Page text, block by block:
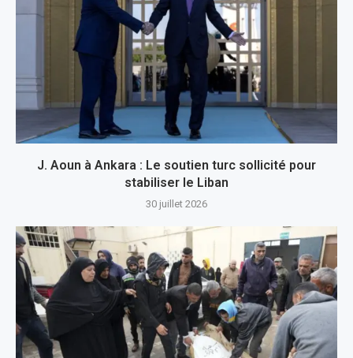
J. Aoun à Ankara : Le soutien turc sollicité pour
stabiliser le Liban
30 juillet 2026